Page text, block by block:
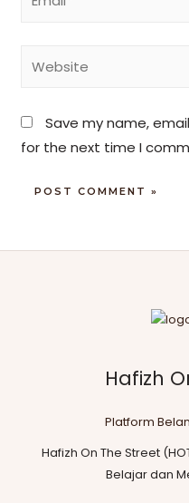
Save my name,
for the next time I
Hafizh
Platform
Hafizh On The Street
Belajar dan